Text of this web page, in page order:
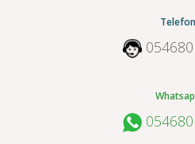
Telefon